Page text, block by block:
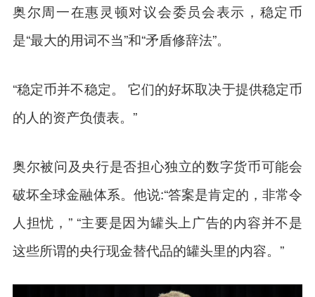
奥尔周一在惠灵顿对议会委员会表示，稳定币
是“最大的用词不当”和“矛盾修辞法”。
“稳定币并不稳定。 它们的好坏取决于提供稳定币
的人的资产负债表。”
奥尔被问及央行是否担心独立的数字货币可能会
破坏全球金融体系。他说:“答案是肯定的，非常令
人担忧，” “主要是因为罐头上广告的内容并不是
这些所谓的央行现金替代品的罐头里的内容。”